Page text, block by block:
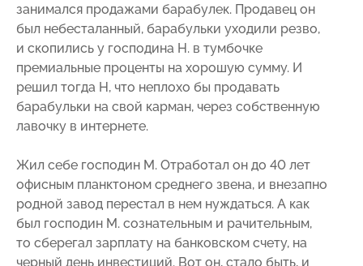
занимался продажами барабулек. Продавец он
был небесталанный, барабульки уходили резво,
и скопились у господина Н. в тумбочке
премиальные проценты на хорошую сумму. И
решил тогда Н, что неплохо бы продавать
барабульки на свой карман, через собственную
лавочку в интернете.
Жил себе господин М. Отработал он до 40 лет
офисным планктоном среднего звена, и внезапно
родной завод перестал в нем нуждаться. А как
был господин М. сознательным и рачительным,
то сберегал зарплату на банковском счету, на
черный день инвестиций. Вот он, стало быть, и